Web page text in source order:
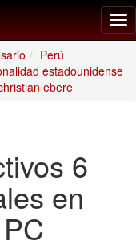
Perú
estadounidense
ebere
6
en